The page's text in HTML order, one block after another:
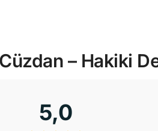
– Hakiki
5,0